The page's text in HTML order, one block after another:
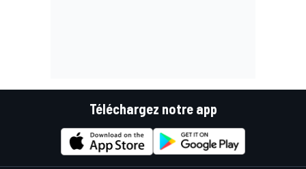
Téléchargez notre app